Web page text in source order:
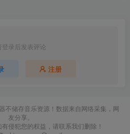
登录后发表评论
注册
不储存音乐资源！数据来自网络采集，网
友分享。
侵犯您的权益，请联系我们删除！